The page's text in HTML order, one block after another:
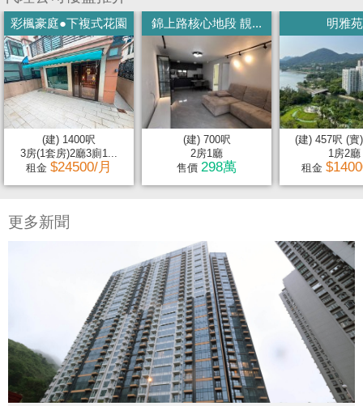
彩楓豪庭●下複式花園
(建) 1400呎
3房(1套房)2廳3廁1...
租金 $24500/月
錦上路核心地段 靚...
(建) 700呎
2房1廳
售價 298萬
明雅苑
(建) 457呎 (實
1房2廳
租金
更多新聞